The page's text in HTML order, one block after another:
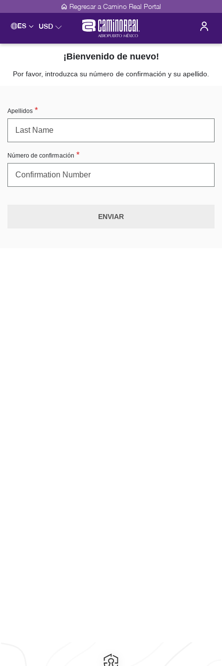
Regresar a Camino Real Portal
ES USD
¡Bienvenido de nuevo!
Por favor, introduzca su número de confirmación y su apellido.
Apellidos
Número de confirmación
ENVIAR